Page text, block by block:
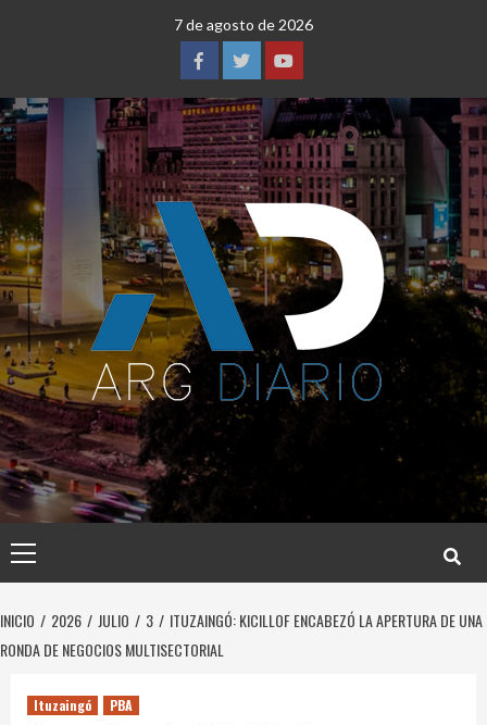
7 de agosto de 2026
Facebook
TwitterYouTube
principal
INICIO 2026 JULIO 3
ITUZAINGÓ: KICILLOF ENCABEZÓ LA APERTURA DE UNA
RONDA DE NEGOCIOS MULTISECTORIAL
Ituzaingó PBA